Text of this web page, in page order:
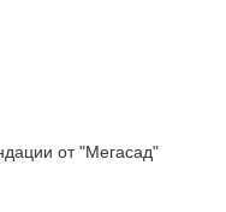
от "Мегасад"